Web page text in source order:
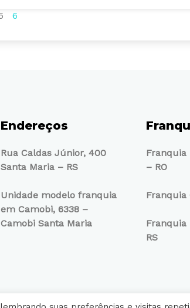
6
Endereços
Rua Caldas Júnior, 400
Santa Maria – RS
Unidade modelo franquia
em Camobi, 6338 –
Camobi Santa Maria
Franquia
– RO
Franquia
Franquia
RS